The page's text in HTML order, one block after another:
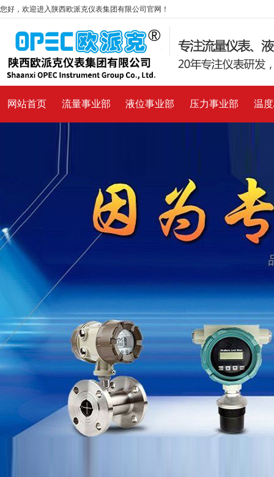
您好，欢迎进入陕西欧派克仪表集团有限公司官网！
网站首页 流量事业部 液位事业部 压力事业部 温